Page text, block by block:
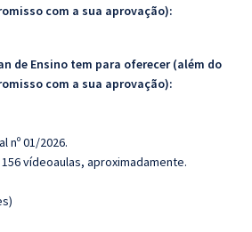
com a sua aprovação):
de Ensino tem para oferecer (além do
com a sua aprovação):
nº 01/2026.
vídeoaulas, aproximadamente.